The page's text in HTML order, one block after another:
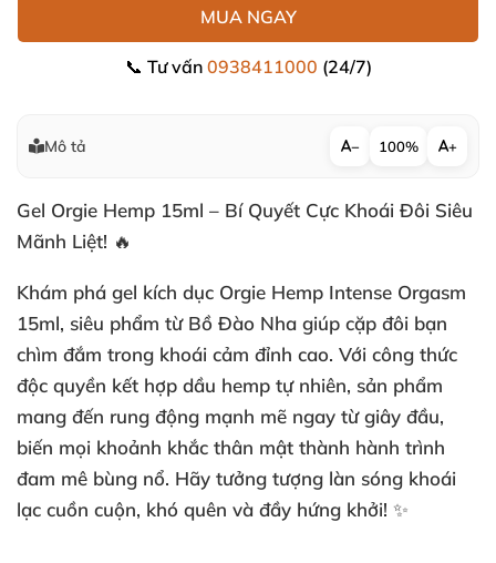
MUA NGAY
📞 Tư vấn 0938411000 (24/7)
Mô tả − 100% +
Gel Orgie Hemp 15ml – Bí Quyết Cực Khoái Đôi Siêu
Mãnh Liệt! 🔥
Khám phá gel kích dục Orgie Hemp Intense Orgasm
15ml, siêu phẩm từ Bồ Đào Nha giúp cặp đôi bạn
chìm đắm trong khoái cảm đỉnh cao. Với công thức
độc quyền kết hợp dầu hemp tự nhiên, sản phẩm
mang đến rung động mạnh mẽ ngay từ giây đầu,
biến mọi khoảnh khắc thân mật thành hành trình
đam mê bùng nổ. Hãy tưởng tượng làn sóng khoái
lạc cuồn cuộn, khó quên và đầy hứng khởi! ✨